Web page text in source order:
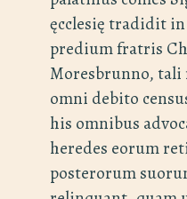
ęcclesię tradidit
predium fratris
Moresbrunno, tali
omni debito
his omnibus
heredes eorum
posterorum